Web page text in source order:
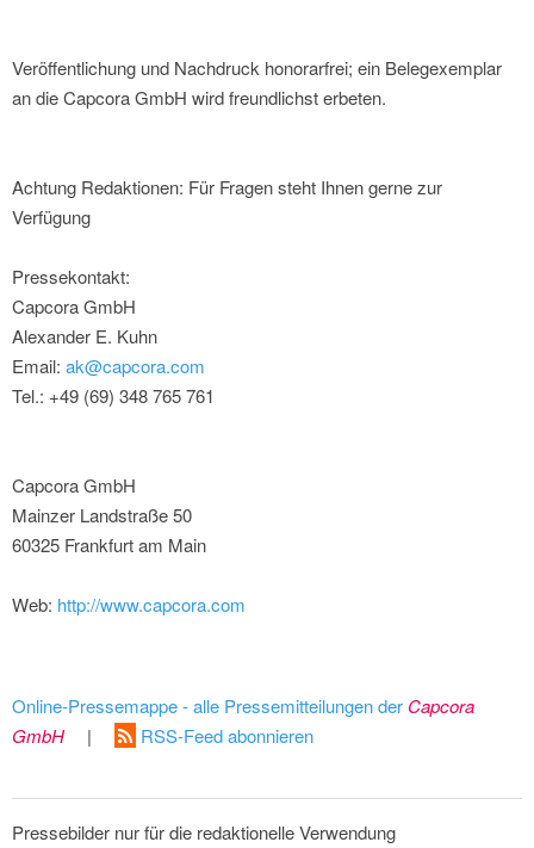
Veröffentlichung und Nachdruck honorarfrei; ein Belegexemplar
an die Capcora GmbH wird freundlichst erbeten.
Achtung Redaktionen: Für Fragen steht Ihnen gerne zur
Verfügung
Pressekontakt:
Capcora GmbH
Alexander E. Kuhn
Email: ak@capcora.com
Tel.: +49 (69) 348 765 761
Capcora GmbH
Mainzer Landstraße 50
60325 Frankfurt am Main
Web: http://www.capcora.com
Online-Pressemappe - alle Pressemitteilungen der Capcora
GmbH
| RSS-Feed abonnieren
Pressebilder nur für die redaktionelle Verwendung